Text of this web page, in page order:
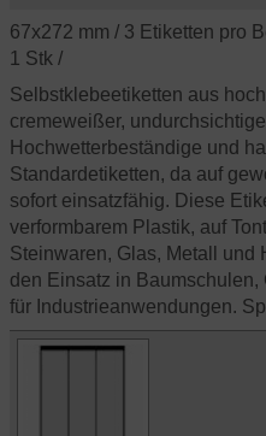
67x272 mm / 3 Etiketten pro
1 Stk /
Selbstklebeetiketten aus
cremeweißer,
Hochwetterbeständige und
Standardetiketten, da auf
sofort einsatzfähig. Diese
verformbarem Plastik, auf
Steinwaren, Glas, Metall und
den Einsatz in
für Industrieanwendungen.